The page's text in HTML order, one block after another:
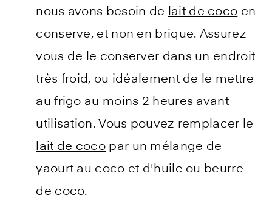
nous avons besoin de lait de coco en
conserve, et non en brique. Assurez-
vous de le conserver dans un endroit
très froid, ou idéalement de le mettre
au frigo au moins 2 heures avant
utilisation. Vous pouvez remplacer le
lait de coco par un mélange de
yaourt au coco et d'huile ou beurre
de coco.